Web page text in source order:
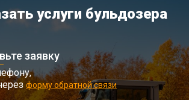
услуги бульдозера
заявку
форму обратной связи